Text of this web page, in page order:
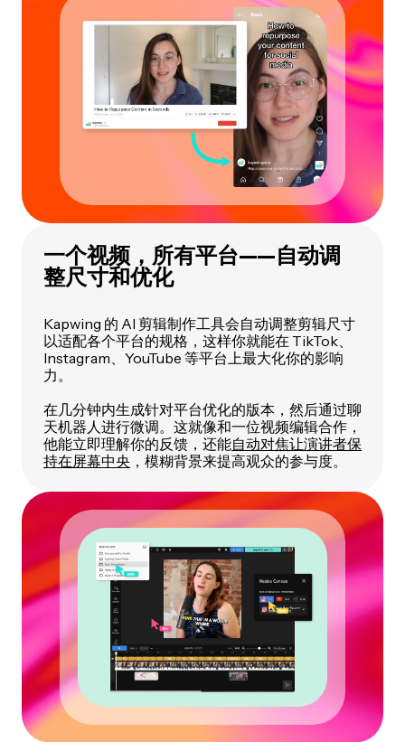
一个视频，所有平台——自动调
整尺寸和优化
Kapwing 的 AI 剪辑制作工具会自动调整剪辑尺寸
以适配各个平台的规格，这样你就能在 TikTok、
Instagram、YouTube 等平台上最大化你的影响
力。
在几分钟内生成针对平台优化的版本，然后通过聊
天机器人进行微调。这就像和一位视频编辑合作，
他能立即理解你的反馈，还能自动对焦让演讲者保
持在屏幕中央 ，模糊背景来提高观众的参与度。